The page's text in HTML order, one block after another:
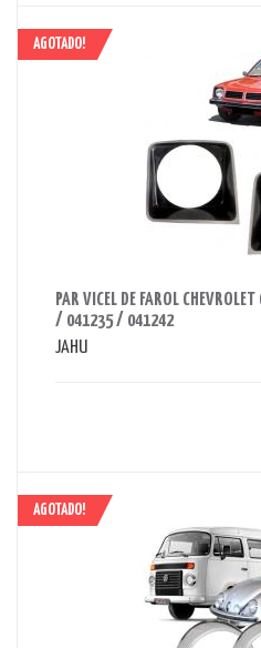
AGOTADO!
PAR VICEL DE FAROL
/ 041235 / 041242
JAHU
AGOTADO!